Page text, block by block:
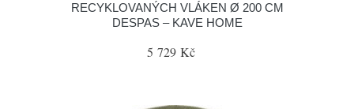
RECYKLOVANÝCH VLÁKEN Ø 200 CM
DESPAS – KAVE HOME
5 729 Kč